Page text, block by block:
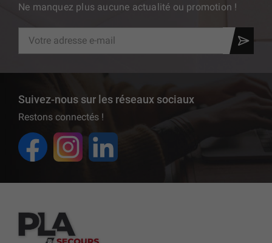
Ne manquez plus aucune actualité ou promotion !
Suivez-nous sur les réseaux sociaux
Restons connectés !